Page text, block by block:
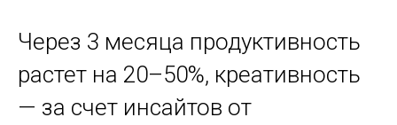
Через 3 месяца продуктивность
растет на 20–50%, креативность
— за счет инсайтов от